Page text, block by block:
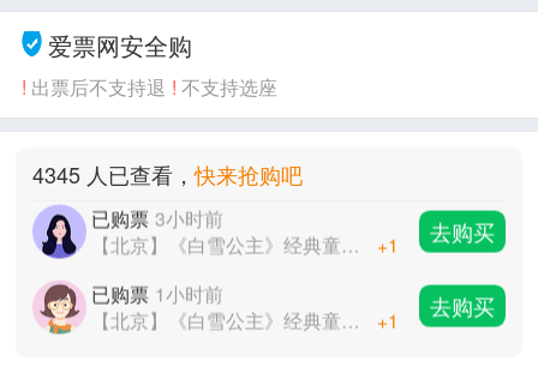
爱票网安全购
! 出票后不支持退 ! 不支持选座
4345 人已查看，快来抢购吧
已购票 1小时前
已购票 2小时前
【北京】《白雪公主》经典童话梦幻儿童剧
+1
已购票 3小时前
已购票 1小时前
去购买
已购票 2小时前
去购买